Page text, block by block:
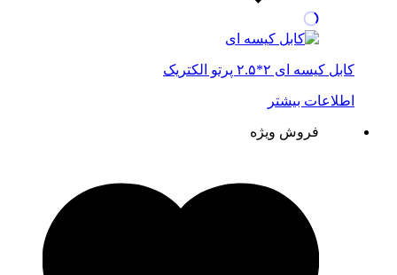
کابل کیسه ای ۲*۲.۵ پرتو الکتریک
اطلاعات بیشتر
فروش ویژه